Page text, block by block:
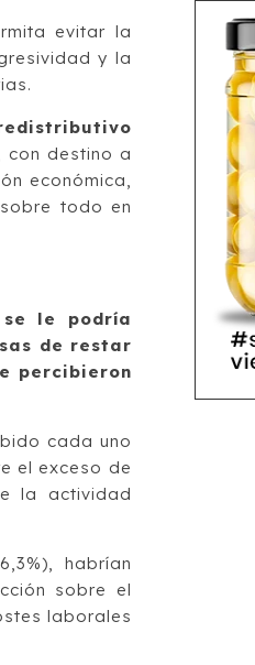
evitar la
y la
con destino a
económica,
todo en
le podría
de restar
percibieron
cada uno
el exceso de
la actividad
habrían
sobre el
laborales